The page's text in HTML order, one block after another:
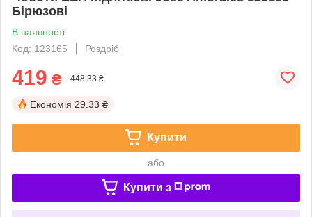
Бірюзові
В наявності
Код: 123165
Роздріб
419 ₴ 448,33 ₴
Економія 29.33 ₴
Купити
або
Купити з